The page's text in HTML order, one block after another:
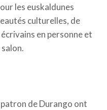
les euskaldunes
culturelles, de
en personne et
patron de Durango ont